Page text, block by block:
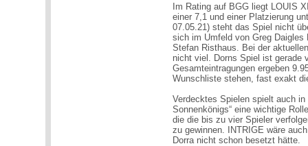
Im Rating auf BGG liegt LOUIS
einer 7,1 und einer Platzierung
07.05.21) steht das Spiel nicht
sich im Umfeld von Greg
Stefan Risthaus. Bei der
nicht viel. Dorns Spiel ist gerade
Gesamteintragungen ergeben
Wunschliste stehen, fast exakt
Verdecktes Spielen spielt auch
Sonnenkönigs“ eine wichtige
die die bis zu vier Spieler
zu gewinnen. INTRIGE wäre
Dorra nicht schon besetzt hätte.